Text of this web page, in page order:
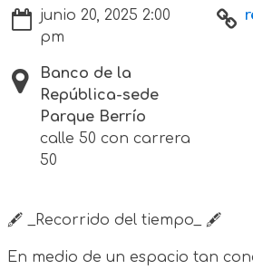
junio 20, 2025 2:00
pm
Banco de la
República-sede
Parque Berrío
calle 50 con carrera
50
🖋️ _Recorrido del tiempo_ 🖋️
En medio de un espacio tan